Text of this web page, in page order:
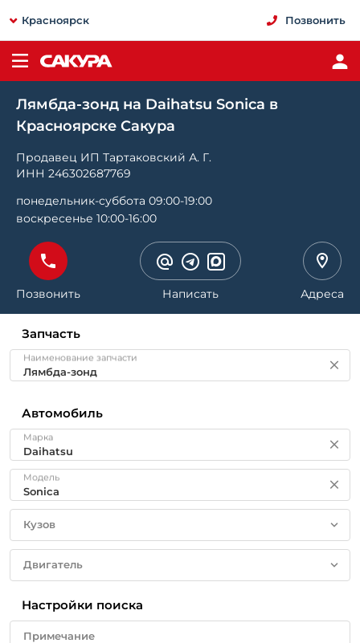
Красноярск Позвонить
Лямбда-зонд на Daihatsu Sonica в
Красноярске Сакура
Продавец ИП Тартаковский А. Г.
ИНН 246302687769
понедельник-суббота 09:00-19:00
воскресенье 10:00-16:00
Позвонить Написать Адреса
Запчасть
Наименование запчасти
Автомобиль
Марка
Модель
Кузов
Двигатель
Настройки поиска
Примечание